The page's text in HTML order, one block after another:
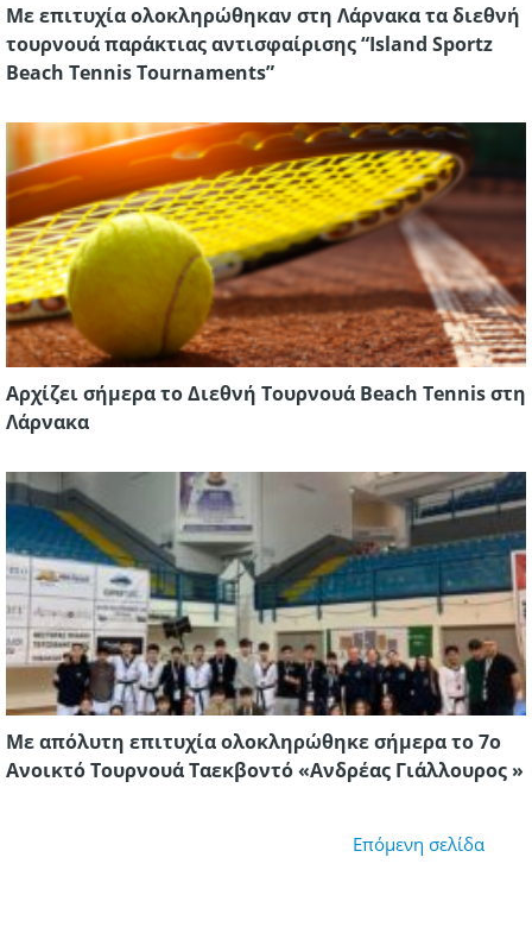
Με επιτυχία ολοκληρώθηκαν στη Λάρνακα τα διεθνή
τουρνουά παράκτιας αντισφαίρισης “Island Sportz
Beach Tennis Tournaments”
Αρχίζει σήμερα το Διεθνή Τουρνουά Beach Tennis στη
Λάρνακα
Με απόλυτη επιτυχία ολοκληρώθηκε σήμερα το 7ο
Ανοικτό Τουρνουά Ταεκβοντό «Ανδρέας Γιάλλουρος »
Επόμενη σελίδα